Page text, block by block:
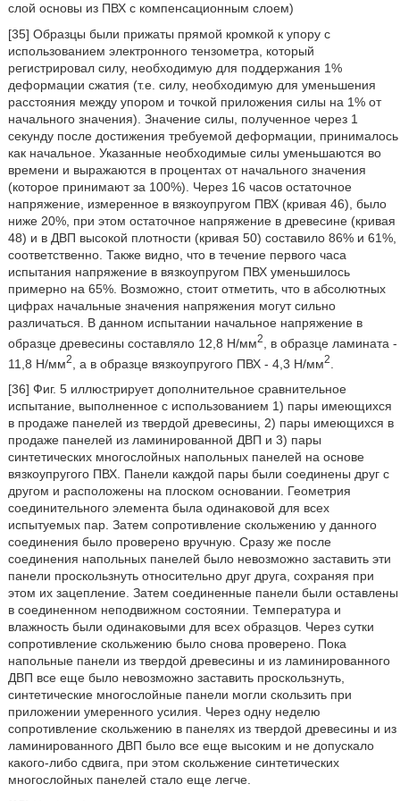
слой основы из ПВХ с компенсационным слоем)
[35] Образцы были прижаты прямой кромкой к упору с
использованием электронного тензометра, который
регистрировал силу, необходимую для поддержания 1%
деформации сжатия (т.е. силу, необходимую для уменьшения
расстояния между упором и точкой приложения силы на 1% от
начального значения). Значение силы, полученное через 1
секунду после достижения требуемой деформации, принималось
как начальное. Указанные необходимые силы уменьшаются во
времени и выражаются в процентах от начального значения
(которое принимают за 100%). Через 16 часов остаточное
напряжение, измеренное в вязкоупругом ПВХ (кривая 46), было
ниже 20%, при этом остаточное напряжение в древесине (кривая
48) и в ДВП высокой плотности (кривая 50) составило 86% и 61%,
соответственно. Также видно, что в течение первого часа
испытания напряжение в вязкоупругом ПВХ уменьшилось
примерно на 65%. Возможно, стоит отметить, что в абсолютных
цифрах начальные значения напряжения могут сильно
различаться. В данном испытании начальное напряжение в
образце древесины составляло 12,8 Н/мм2
, в образце ламината -
11,8 Н/мм2 , а в образце вязкоупругого ПВХ - 4,3 Н/мм2
[36] Фиг. 5 иллюстрирует дополнительное сравнительное
испытание, выполненное с использованием 1) пары имеющихся
в продаже панелей из твердой древесины, 2) пары имеющихся в
продаже панелей из ламинированной ДВП и 3) пары
синтетических многослойных напольных панелей на основе
вязкоупругого ПВХ. Панели каждой пары были соединены друг с
другом и расположены на плоском основании. Геометрия
соединительного элемента была одинаковой для всех
испытуемых пар. Затем сопротивление скольжению у данного
соединения было проверено вручную. Сразу же после
соединения напольных панелей было невозможно заставить эти
панели проскользнуть относительно друг друга, сохраняя при
этом их зацепление. Затем соединенные панели были оставлены
в соединенном неподвижном состоянии. Температура и
влажность были одинаковыми для всех образцов. Через сутки
сопротивление скольжению было снова проверено. Пока
напольные панели из твердой древесины и из ламинированного
ДВП все еще было невозможно заставить проскользнуть,
синтетические многослойные панели могли скользить при
приложении умеренного усилия. Через одну неделю
сопротивление скольжению в панелях из твердой древесины и из
ламинированного ДВП было все еще высоким и не допускало
какого-либо сдвига, при этом скольжение синтетических
многослойных панелей стало еще легче.